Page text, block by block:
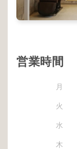
営業時間
月
火
水
木